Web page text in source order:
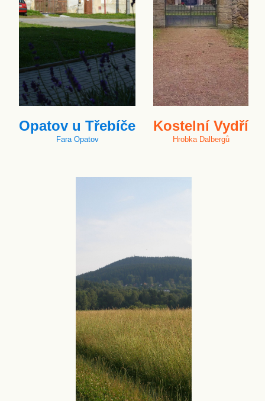
Opatov u Třebíče
Fara Opatov
Kostelní Vydří
Hrobka Dalbergů